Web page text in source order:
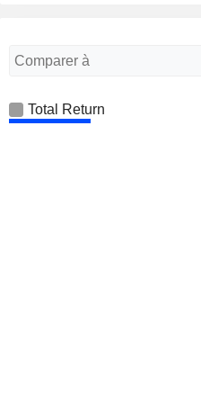
Total Return